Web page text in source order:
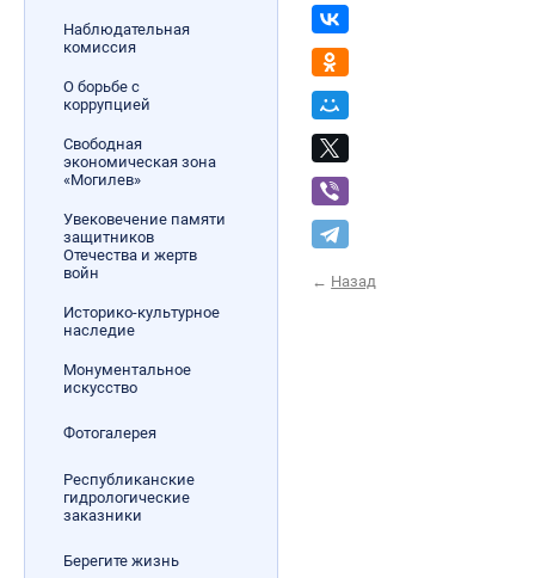
Наблюдательная
комиссия
О борьбе с
коррупцией
Свободная
экономическая зона
«Могилев»
Увековечение памяти
защитников
Отечества и жертв
войн
Историко-культурное
наследие
Монументальное
искусство
Фотогалерея
Республиканские
гидрологические
заказники
Берегите жизнь
← Назад